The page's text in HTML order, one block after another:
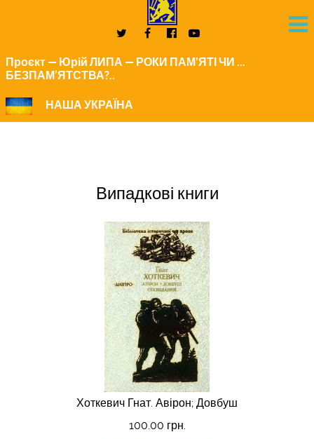
Проєкт — Юрій ЛИПА — РОКИ ПАМ'ЯТІ ЧИ ...
БЕЗПАМ’ЯТСТВА?..
НАША УКРАЇНА
Випадкові книги
Хоткевич Гнат. Авірон; Довбуш
100.00 грн.